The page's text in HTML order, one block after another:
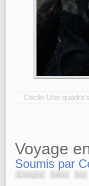
Cécile-Une
Voyage
Soumis par
Espagne fallas feu